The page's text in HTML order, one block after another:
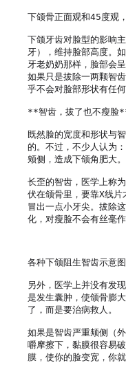
下颌骨正面观和45度观
下颌牙齿对脸型的影响
牙），维持脸部高度。
牙老奶奶那样，脸部会
如果只是拔除一两颗智
乎不会对脸部形状有任何
**智齿，拔了也不瘦脸
既然脸的宽度和形状与
的。不过，不少人认为
颊侧，造成下颌角肥大
长歪的智齿，医学上称
伏在颌骨里，要靠X线
冒出一点小牙尖。拔除
化，对瘦脸不会有丝毫作
各种下颌阻生智齿示意图
另外，医学上并没有发
是发生囊肿，使颌骨膨
了，而是要治病救人。
如果是智齿严重颊侧（
嚼摩擦下，黏膜很容易
膜，使你的脸变宽，你